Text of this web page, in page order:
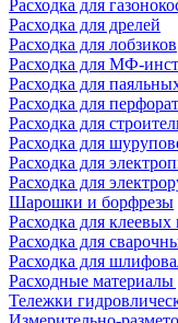
Расходка для
Расходка для дрелей
Расходка для лобзиков
Расходка для МФ-
Расходка для
Расходка для
Расходка для
Расходка для
Расходка для
Расходка для
Шарошки и борфрезы
Расходка для клеевых
Расходка для
Расходка для
Расходные
Тележки